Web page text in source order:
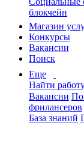
блокчейн
Магазин
Конкурсы
Вакансии
Поиск
Еще
Найти
Вакансии
фрилансеров
База знаний